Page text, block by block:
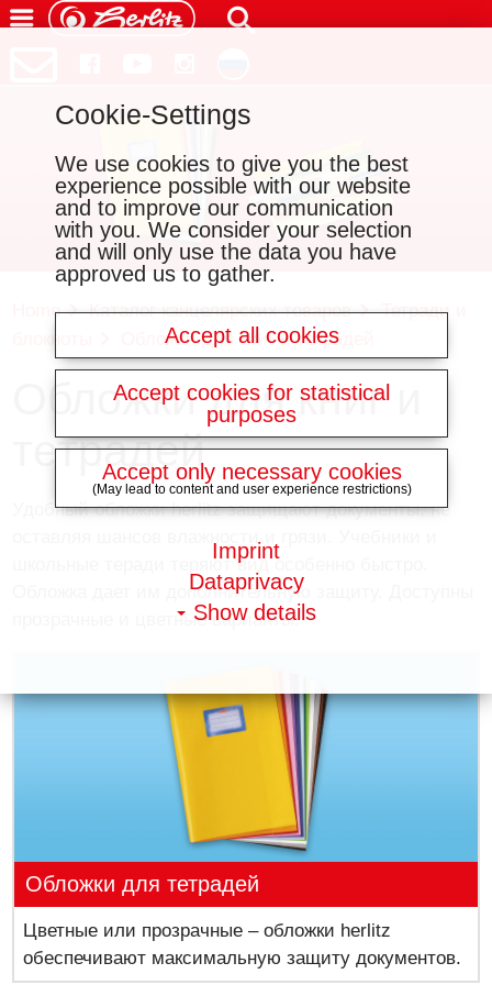
Home Каталог канцелярских товаров
Тетради и
Обложки для книг и тетрадей
Обложки для книг и
тетрадей
Удобный обложки herlitz защищают документы, не
школьные теради теряют вид особенно быстро.
Обложка дает им дополнительную защиту. Доступны
прозрачные и цветные варианты.
Обложки для тетрадей
Цветные или прозрачные – обложки herlitz
обеспечивают максимальную защиту документов.
Cookie-Settings
We use cookies to give you the best
experience possible with our website
and to improve our communication
with you. We consider your selection
and will only use the data you have
approved us to gather.
Accept all cookies
Accept cookies for statistical
purposes
Accept only necessary cookies
(May lead to content and user experience restrictions)
Show details
Dataprivacy
Imprint